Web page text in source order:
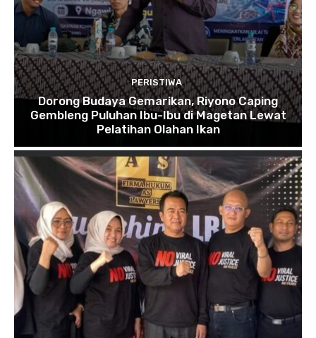
PERISTIWA
Dorong Budaya Gemarikan, Riyono Caping
Gembleng Puluhan Ibu-Ibu di Magetan Lewat
Pelatihan Olahan Ikan